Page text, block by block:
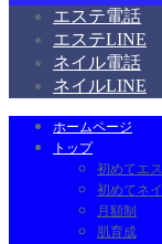
エステ電話
エステLINE
ネイル電話
ネイルLINE
ホームページ
トップ
初めてエ
初めてネ
月額制
肌育成